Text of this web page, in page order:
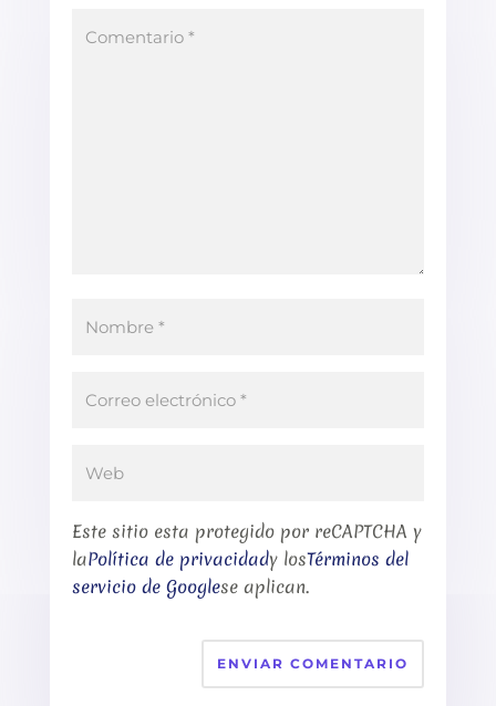
Este sitio esta protegido por reCAPTCHA y
laPolítica de privacidady losTérminos del
servicio de Googlese aplican.
ENVIAR COMENTARIO